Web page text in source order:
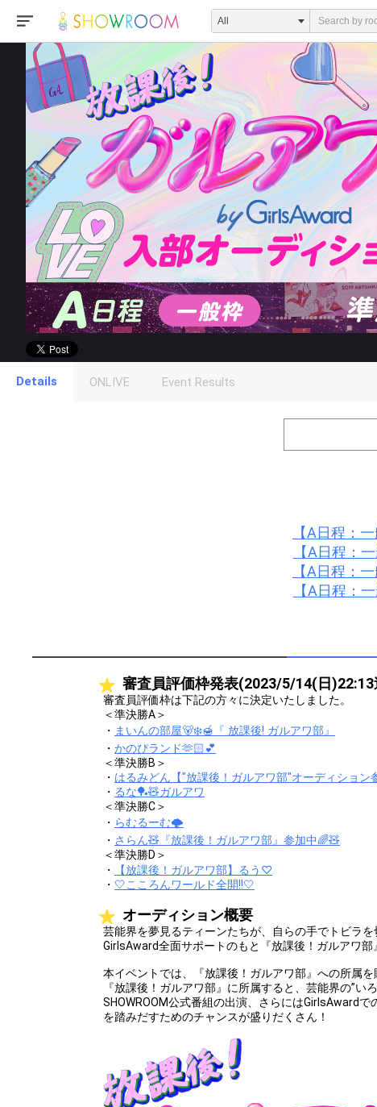
Level Points
Event Begins!
Throw gifts to the stage and join the live performance.
First, try throwing free Stars (once a day)! You can also charge
(available from 1 JPY)! When you continue to send gifts to the
To send performers paid items, you must use Show Gold.
Details ONLIVE Event Results
【A日程：
【A日程：
【A日程：
【A日程：
審査員評価枠発表(2023/5/14(日)22:13
審査員評価枠は下記の方々に決定いたしました。
＜準決勝A＞
・ まいんの部屋🐻‍❄️🍯『 放課後! ガルアワ部』
・ かのぴランド🫶🏻💕
＜準決勝B＞
・ はるみどん【"放課後！ガルアワ部"オーディション
・ るな🏓🧸ガルアワ
＜準決勝C＞
・ らむるーむ🌩
・ さらん🧸『放課後！ガルアワ部』参加中🌈🧸
＜準決勝D＞
・
【放課後！ガルアワ部】るう♡
・ 🤍こころんワールド全開!!🤍
オーディション概要
芸能界を夢⾒るティーンたちが、⾃らの⼿でトビラを
GirlsAward全⾯サポートのもと『放課後！ガルアワ部
本イベントでは、『放課後！ガルアワ部』への所属を
『放課後！ガルアワ部』に所属すると、芸能界の”い
SHOWROOM公式番組の出演、さらにはGirlsAward
を踏みだすためのチャンスが盛りだくさん！